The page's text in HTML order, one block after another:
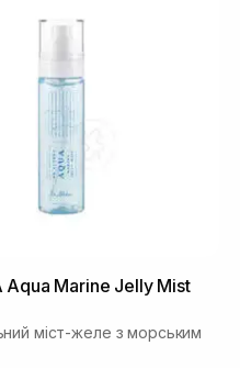
Aqua Marine Jelly Mist
міст-желе з морським